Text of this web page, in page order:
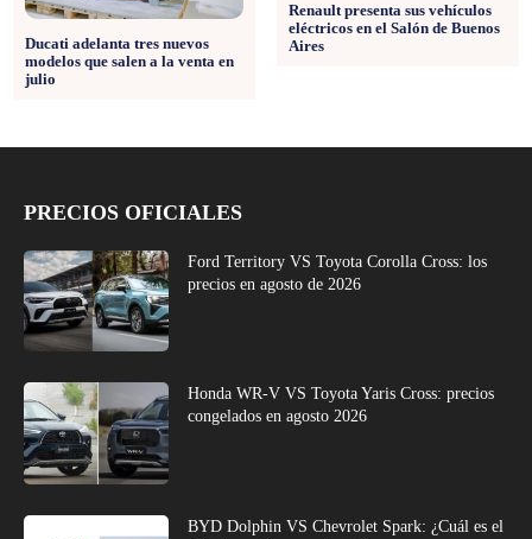
Ducati adelanta tres nuevos
modelos que salen a la venta en
julio
Renault presenta sus vehículos
eléctricos en el Salón de Buenos
Aires
PRECIOS OFICIALES
Ford Territory VS Toyota Corolla Cross: los
precios en agosto de 2026
Honda WR-V VS Toyota Yaris Cross: precios
congelados en agosto 2026
BYD Dolphin VS Chevrolet Spark: ¿Cuál es el